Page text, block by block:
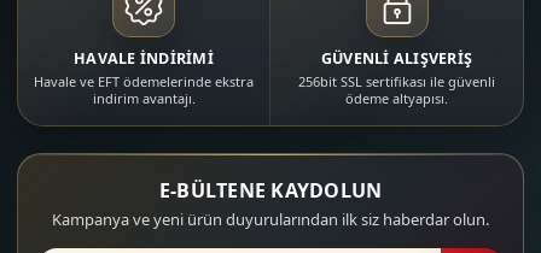
HAVALE İNDİRİMİ
Havale ve EFT ödemelerinde ekstra
indirim avantajı.
GÜVENLİ ALIŞVERİŞ
256bit SSL sertifikası ile güvenli
ödeme altyapısı.
E-BÜLTENE KAYDOLUN
Kampanya ve yeni ürün duyurularından ilk siz haberdar olun.